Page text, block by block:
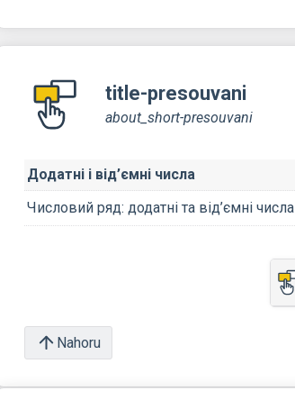
title-presouvani
about_short-presouvani
Додатні і від’ємні числа
Числовий ряд: додатні та від’ємні числа
Nahoru